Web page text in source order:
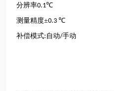
分辨率0.1℃
测量精度±0.3℃
补偿模式: 自动/手动